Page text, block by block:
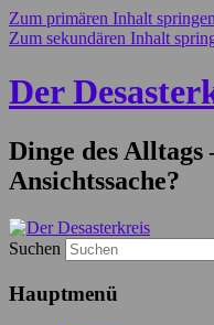
Zum primären Inhalt springen
Zum sekundären Inhalt
Der
Dinge des Alltags
Ansichtssache?
Suchen
Hauptmenü